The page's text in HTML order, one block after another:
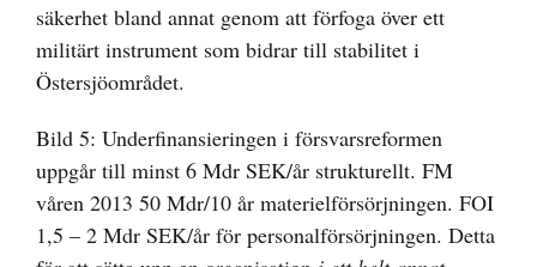
säkerhet bland annat genom att förfoga över ett
militärt instrument som bidrar till stabilitet i
Östersjöområdet.
Bild 5: Underfinansieringen i försvarsreformen
uppgår till minst 6 Mdr SEK/år strukturellt. FM
våren 2013 50 Mdr/10 år materielförsörjningen. FOI
1,5 – 2 Mdr SEK/år för personalförsörjningen. Detta